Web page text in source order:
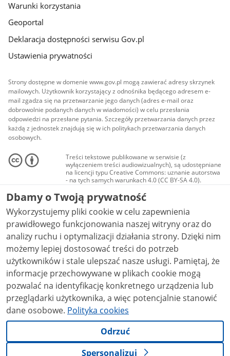
Warunki korzystania
Geoportal
Deklaracja dostępności serwisu Gov.pl
Ustawienia prywatności
Strony dostępne w domenie www.gov.pl mogą zawierać adresy skrzynek
mailowych. Użytkownik korzystający z odnośnika będącego adresem e-
mail zgadza się na przetwarzanie jego danych (adres e-mail oraz
dobrowolnie podanych danych w wiadomości) w celu przesłania
odpowiedzi na przesłane pytania. Szczegóły przetwarzania danych przez
każdą z jednostek znajdują się w ich politykach przetwarzania danych
osobowych.
Treści tekstowe publikowane w serwisie (z
wyłączeniem treści audiowizualnych), są udostępniane
na licencji typu Creative Commons: uznanie autorstwa
- na tych samych warunkach 4.0 (CC BY-SA 4.0).
Materiały audiowizualne, w tym zdjęcia, materiały
audio i wideo, są udostępniane na licencji typu
Creative Commons: uznanie autorstwa użycie
niekomercyjne - bez utworów zależnych 4.0 (CC BY-
NC-ND 4.0), o ile nie jest to stwierdzone inaczej.
Dbamy o Twoją prywatność
Wykorzystujemy pliki cookie w celu zapewnienia
prawidłowego funkcjonowania naszej witryny oraz do
analizy ruchu i optymalizacji działania strony. Dzięki nim
możemy lepiej dostosować treści do potrzeb
użytkowników i stale ulepszać nasze usługi. Pamiętaj, że
informacje przechowywane w plikach cookie mogą
pozwalać na identyfikację konkretnego urządzenia lub
przeglądarki użytkownika, a więc potencjalnie stanowić
dane osobowe. Polityka cookies
Odrzuć
Spersonalizuj